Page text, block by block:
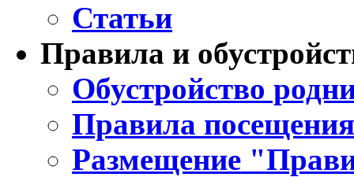
Статьи
Правила и
Обустройство
Правила
Размещение